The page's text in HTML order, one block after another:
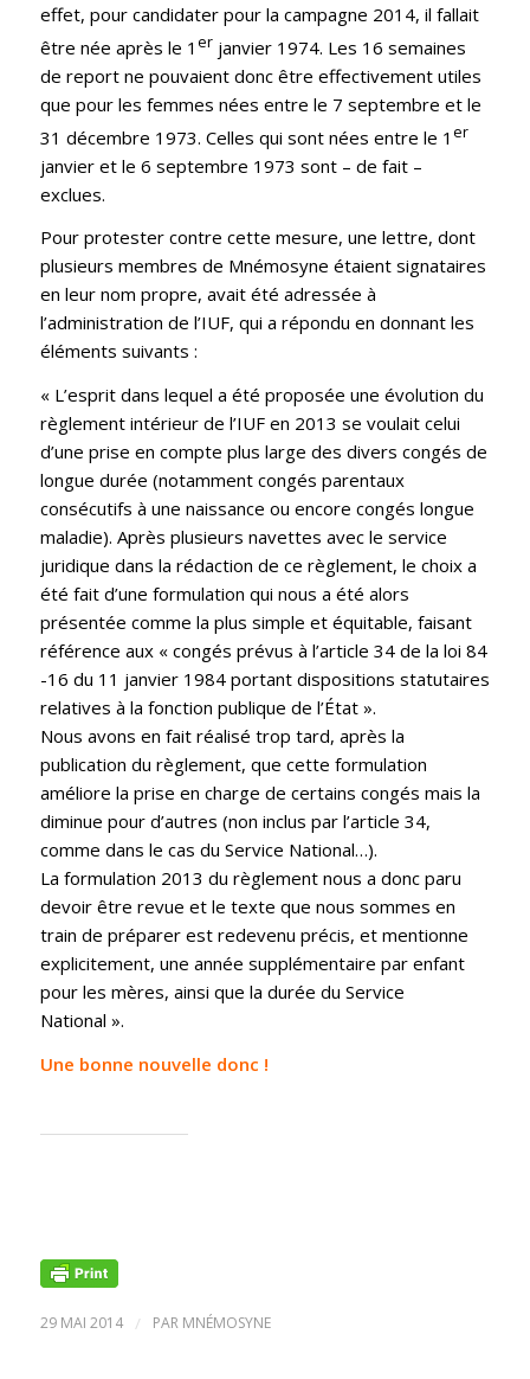
effet, pour candidater pour la campagne 2014, il fallait
être née après le 1 erjanvier 1974. Les 16 semaines
de report ne pouvaient donc être effectivement utiles
que pour les femmes nées entre le 7 septembre et le
31 décembre 1973. Celles qui sont nées entre le 1 er
janvier et le 6 septembre 1973 sont – de fait –
exclues.
Pour protester contre cette mesure, une lettre, dont
plusieurs membres de Mnémosyne étaient signataires
en leur nom propre, avait été adressée à
l’administration de l’IUF, qui a répondu en donnant les
éléments suivants :
« L’esprit dans lequel a été proposée une évolution du
règlement intérieur de l’IUF en 2013 se voulait celui
d’une prise en compte plus large des divers congés de
longue durée (notamment congés parentaux
consécutifs à une naissance ou encore congés longue
maladie). Après plusieurs navettes avec le service
juridique dans la rédaction de ce règlement, le choix a
été fait d’une formulation qui nous a été alors
présentée comme la plus simple et équitable, faisant
référence aux « congés prévus à l’article 34 de la loi 84
-16 du 11 janvier 1984 portant dispositions statutaires
relatives à la fonction publique de l’État ».
Nous avons en fait réalisé trop tard, après la
publication du règlement, que cette formulation
améliore la prise en charge de certains congés mais la
diminue pour d’autres (non inclus par l’article 34,
comme dans le cas du Service National…).
La formulation 2013 du règlement nous a donc paru
devoir être revue et le texte que nous sommes en
train de préparer est redevenu précis, et mentionne
explicitement, une année supplémentaire par enfant
pour les mères, ainsi que la durée du Service
National ».
Une bonne nouvelle donc !
29 MAI 2014 / PAR MNÉMOSYNE